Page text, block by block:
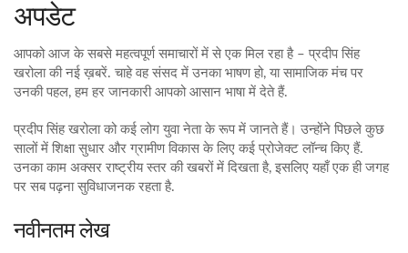
अपडेट
आपको आज के सबसे महत्वपूर्ण समाचारों में से एक मिल रहा है – प्रदीप सिंह
खरोला की नई ख़बरें. चाहे वह संसद में उनका भाषण हो, या सामाजिक मंच पर
उनकी पहल, हम हर जानकारी आपको आसान भाषा में देते हैं.
प्रदीप सिंह खरोला को कई लोग युवा नेता के रूप में जानते हैं। उन्होंने पिछले कुछ
सालों में शिक्षा सुधार और ग्रामीण विकास के लिए कई प्रोजेक्ट लॉन्च किए हैं.
उनका काम अक्सर राष्ट्रीय स्तर की खबरों में दिखता है, इसलिए यहाँ एक ही जगह
पर सब पढ़ना सुविधाजनक रहता है.
नवीनतम लेख